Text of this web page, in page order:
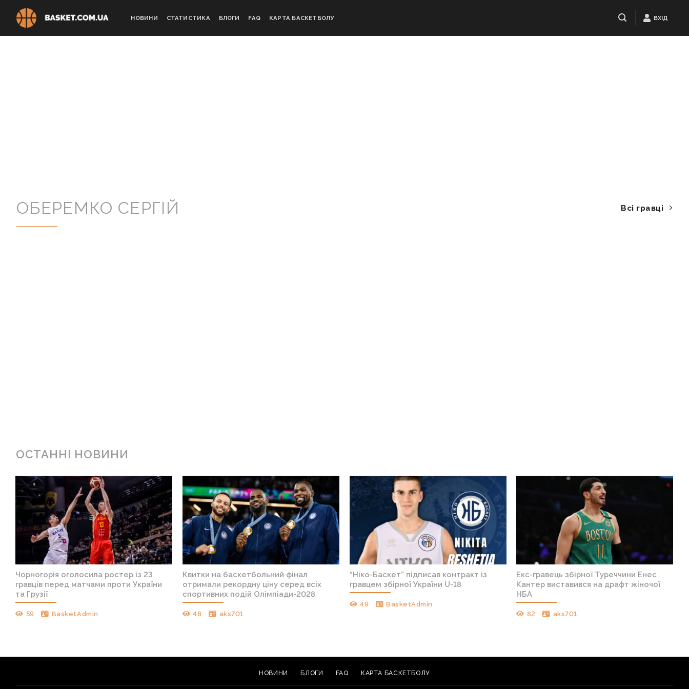
НОВИНИ СТАТИСТИКА БЛОГИ FAQ КАРТА БАСКЕТБОЛУ ВХІД
ОБЕРЕМКО СЕРГІЙ Всі гравці
ОСТАННІ НОВИНИ
Чорногорія оголосила ростер із 23
гравців перед матчами проти України
та Грузії
59 BasketAdmin
Квитки на баскетбольний фінал
отримали рекордну ціну серед всіх
спортивних подій Олімпіади-2028
48 aks701
“Ніко-Баскет” підписав контракт із
гравцем збірної України U-18
49 BasketAdmin
Екс-гравець збірної Туреччини Енес
Кантер виставився на драфт жіночої
НБА
82 aks701
НОВИНИ БЛОГИ FAQ КАРТА БАСКЕТБОЛУ